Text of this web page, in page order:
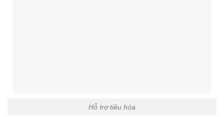
Hỗ trợ tiêu hóa